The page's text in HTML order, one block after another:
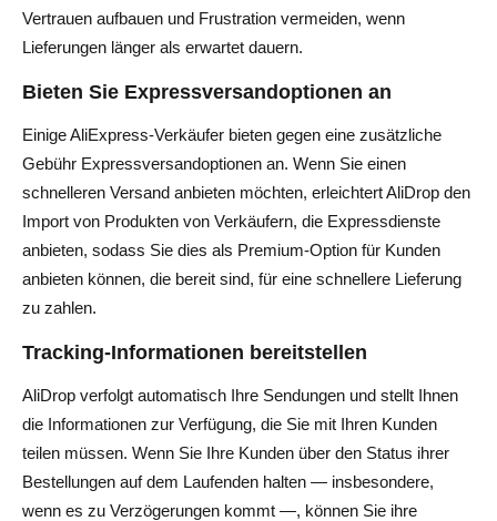
Vertrauen aufbauen und Frustration vermeiden, wenn
Lieferungen länger als erwartet dauern.
Bieten Sie Expressversandoptionen an
Einige AliExpress-Verkäufer bieten gegen eine zusätzliche
Gebühr Expressversandoptionen an. Wenn Sie einen
schnelleren Versand anbieten möchten, erleichtert AliDrop den
Import von Produkten von Verkäufern, die Expressdienste
anbieten, sodass Sie dies als Premium-Option für Kunden
anbieten können, die bereit sind, für eine schnellere Lieferung
zu zahlen.
Tracking-Informationen bereitstellen
AliDrop verfolgt automatisch Ihre Sendungen und stellt Ihnen
die Informationen zur Verfügung, die Sie mit Ihren Kunden
teilen müssen. Wenn Sie Ihre Kunden über den Status ihrer
Bestellungen auf dem Laufenden halten — insbesondere,
wenn es zu Verzögerungen kommt —, können Sie ihre